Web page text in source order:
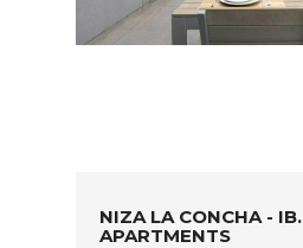
NIZA LA CONCHA - IB.
APARTMENTS